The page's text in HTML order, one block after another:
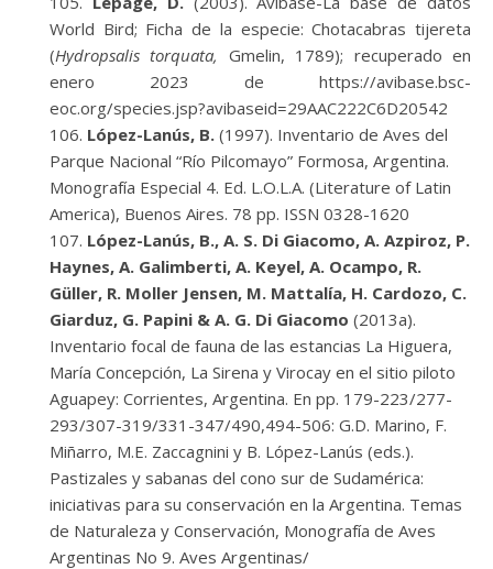
World Bird; Ficha de la especie: Chotacabras tijereta
(Hydropsalis torquata, Gmelin, 1789); recuperado en
enero 2023 de https://avibase.bsc-
eoc.org/species.jsp?avibaseid=29AAC222C6D20542
López-Lanús, B. (1997). Inventario de Aves del
Parque Nacional “Río Pilcomayo” Formosa, Argentina.
Monografía Especial 4. Ed. L.O.L.A. (Literature of Latin
America), Buenos Aires. 78 pp. ISSN 0328-1620
López-Lanús, B., A. S. Di Giacomo, A. Azpiroz, P.
Haynes, A. Galimberti, A. Keyel, A. Ocampo, R.
Güller, R. Moller Jensen, M. Mattalía, H. Cardozo, C.
Giarduz, G. Papini & A. G. Di Giacomo (2013a).
Inventario focal de fauna de las estancias La Higuera,
María Concepción, La Sirena y Virocay en el sitio piloto
Aguapey: Corrientes, Argentina. En pp. 179-223/277-
293/307-319/331-347/490,494-506: G.D. Marino, F.
Miñarro, M.E. Zaccagnini y B. López-Lanús (eds.).
Pastizales y sabanas del cono sur de Sudamérica:
iniciativas para su conservación en la Argentina. Temas
de Naturaleza y Conservación, Monografía de Aves
Argentinas No 9. Aves Argentinas/